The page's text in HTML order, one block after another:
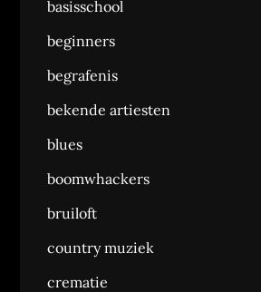
basisschool
beginners
begrafenis
bekende artiesten
blues
boomwhackers
bruiloft
country muziek
crematie